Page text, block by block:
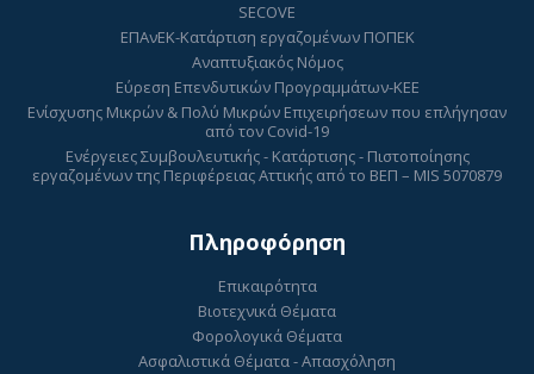
SECOVE
ΕΠΑνΕΚ-Κατάρτιση εργαζομένων ΠΟΠΕΚ
Αναπτυξιακός Νόμος
Εύρεση Επενδυτικών Προγραμμάτων-ΚΕΕ
Ενίσχυσης Μικρών & Πολύ Μικρών Επιχειρήσεων που επλήγησαν
από τον Covid-19
Ενέργειες Συμβουλευτικής - Κατάρτισης - Πιστοποίησης
εργαζομένων της Περιφέρειας Αττικής από το ΒΕΠ – MIS 5070879
Πληροφόρηση
Επικαιρότητα
Βιοτεχνικά Θέματα
Φορολογικά Θέματα
Ασφαλιστικά Θέματα - Απασχόληση